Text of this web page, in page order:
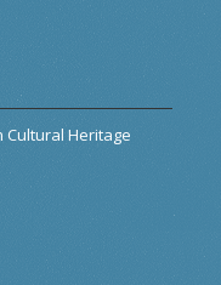
Cultural Heritage